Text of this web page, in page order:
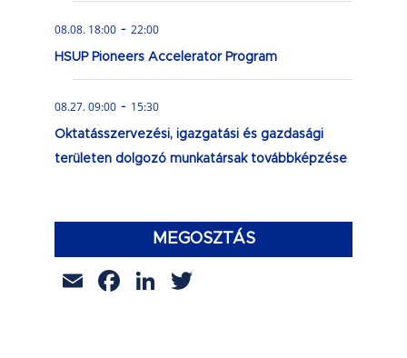
08.08. 18:00 - 22:00
HSUP Pioneers Accelerator Program
08.27. 09:00 - 15:30
Oktatásszervezési, igazgatási és gazdasági
területen dolgozó munkatársak továbbképzése
MEGOSZTÁS
EmailFacebook
LinkedIn